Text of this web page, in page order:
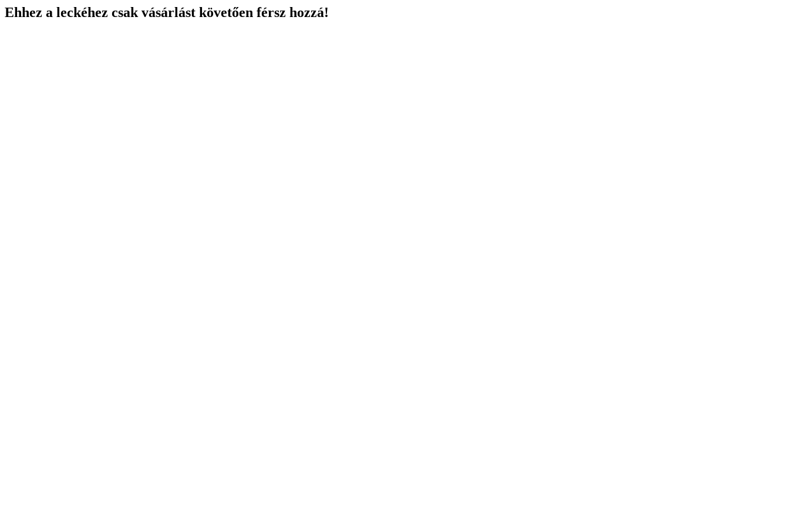
Ehhez a leckéhez csak vásárlást követően férsz hozzá!